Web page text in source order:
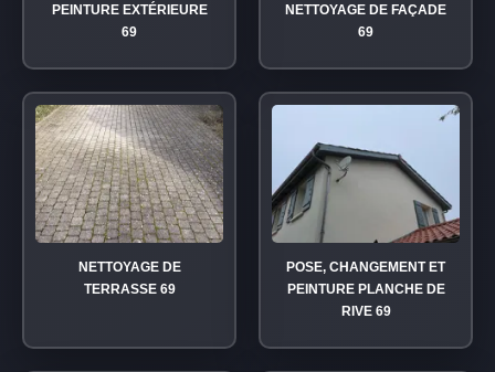
PEINTURE EXTÉRIEURE
69
NETTOYAGE DE FAÇADE
69
NETTOYAGE DE
TERRASSE 69
POSE, CHANGEMENT ET
PEINTURE PLANCHE DE
RIVE 69